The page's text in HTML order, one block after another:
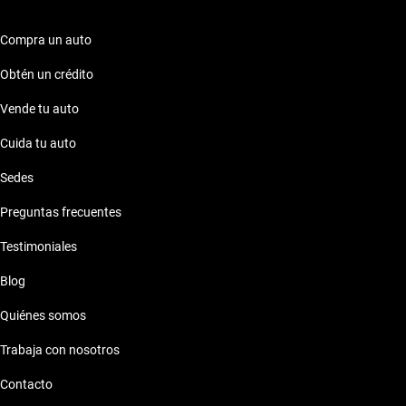
Compra un auto
Obtén un crédito
Vende tu auto
Cuida tu auto
Sedes
Preguntas frecuentes
Testimoniales
Blog
Quiénes somos
Trabaja con nosotros
Contacto